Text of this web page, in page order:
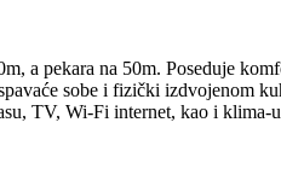
a pekara na 50m. Poseduje
sobe i fizički izdvojenom
TV, Wi-Fi internet, kao i klima-